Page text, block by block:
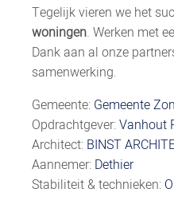
Tegelijk vieren we het
woningen. Werken met
Dank aan al onze
samenwerking.
Gemeente: Gemeente
Opdrachtgever:Vanhout
Architect: BINST
Aannemer: Dethier
Stabiliteit & technieken: